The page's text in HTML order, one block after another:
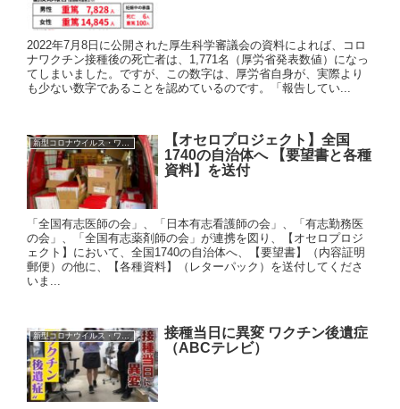
2022年7月8日に公開された厚生科学審議会の資料によれば、コロ
ナワクチン接種後の死亡者は、1,771名（厚労省発表数値）になっ
てしまいました。ですが、この数字は、厚労省自身が、実際より
も少ない数字であることを認めているのです。「報告してい...
【オセロプロジェクト】全国
1740の自治体へ 【要望書と各種
資料】を送付
「全国有志医師の会」、「日本有志看護師の会」、「有志勤務医
の会」、「全国有志薬剤師の会」が連携を図り、【オセロプロジ
ェクト】において、全国1740の自治体へ、【要望書】（内容証明
郵便）の他に、【各種資料】（レターパック）を送付してくださ
いま...
新型コロナウイルス・ワクチン
接種当日に異変 ワクチン後遺症
（ABCテレビ）